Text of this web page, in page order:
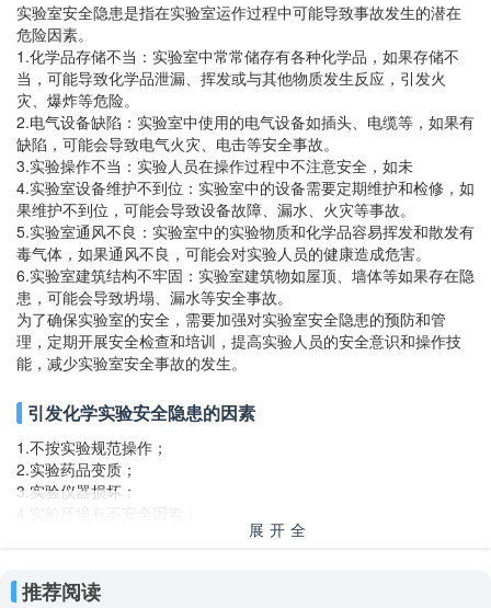
实验室安全隐患是指在实验室运作过程中可能导致事故发生的潜在
危险因素。
1.化学品存储不当：实验室中常常储存有各种化学品，如果存储不
当，可能导致化学品泄漏、挥发或与其他物质发生反应，引发火
灾、爆炸等危险。
2.电气设备缺陷：实验室中使用的电气设备如插头、电缆等，如果有
缺陷，可能会导致电气火灾、电击等安全事故。
3.实验操作不当：实验人员在操作过程中不注意安全，如未
4.实验室设备维护不到位：实验室中的设备需要定期维护和检修，如
果维护不到位，可能会导致设备故障、漏水、火灾等事故。
5.实验室通风不良：实验室中的实验物质和化学品容易挥发和散发有
毒气体，如果通风不良，可能会对实验人员的健康造成危害。
6.实验室建筑结构不牢固：实验室建筑物如屋顶、墙体等如果存在隐
患，可能会导致坍塌、漏水等安全事故。
为了确保实验室的安全，需要加强对实验室安全隐患的预防和管
理，定期开展安全检查和培训，提高实验人员的安全意识和操作技
能，减少实验室安全事故的发生。
引发化学实验安全隐患的因素
1.不按实验规范操作；
2.实验药品变质；
3.实验仪器损坏；
5.实验本身有一定的毒性或危险性。
实验室为什么很危险安全教育
展开全
推荐阅读